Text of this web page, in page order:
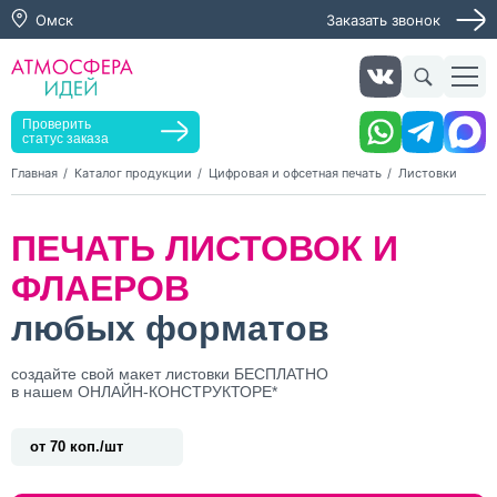
Омск Заказать звонок
Проверить
статус заказа
Главная Каталог продукции Цифровая и офсетная печать Листовки
ПЕЧАТЬ ЛИСТОВОК И
ФЛАЕРОВ
любых форматов
создайте свой макет листовки БЕСПЛАТНО
в нашем ОНЛАЙН-КОНСТРУКТОРЕ*
от 70 коп./шт
Заказать услугу
Оставьте заявку, мы свяжемся с вами в ближайшее
Заказать звонок
обработку персональных данных и согласие с политикой
конфиденциальности
Нажимая на кнопку, я даю согласие на получение
информационных и рекламных рассылок
заявку